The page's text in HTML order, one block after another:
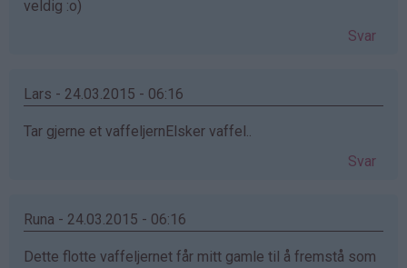
veldig :o)
Svar
Lars - 24.03.2015 - 06:16
Tar gjerne et vaffeljernElsker vaffel..
Svar
Runa - 24.03.2015 - 06:16
Dette flotte vaffeljernet får mitt gamle til å fremstå som